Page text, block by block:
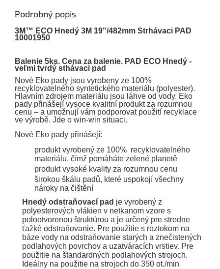
Podrobný popis
3M™ ECO Hnedý 3M 19"/482mm Strhávaci PAD
10001950
Balenie 5ks. Cena za balenie. PAD ECO Hnedý -
veľmi tvrdý sthávaci pad
Nové Eko pady jsou vyrobeny ze 100%
recyklovatelného syntetického materiálu (polyester).
Hlavním zdrojem materiálu jsou láhve od vody. Eko
pady přinášejí vysoce kvalitní produkt za rozumnou
cenu – a umožnují vám podporovat použití recyklace
ve výrobě. Jde o win-win situaci.
Nové Eko pady přinášejí:
produkt vyrobený ze 100% recyklovatelného
materiálu, čímž pomáháte zelené planetě
produkt vysoké kvality za rozumnou cenu
širokou škálu padů, které uspokojí všechny
nároky na čištění
Hnedý odstraňovací pad je vyrobený z
polyesterových vlákien v netkanom vzore s
polootvorenou štruktúrou a je určený pre stredne
ťažké odstraňovanie. Pre použitie s roztokom na
báze vody na odstraňovanie starých a znečistených
podlahových povrchov a uzatváracích vrstiev. Pre
použitie na štandardných podlahových strojoch.
Ideálny na použitie na strojoch do 350 ot./min